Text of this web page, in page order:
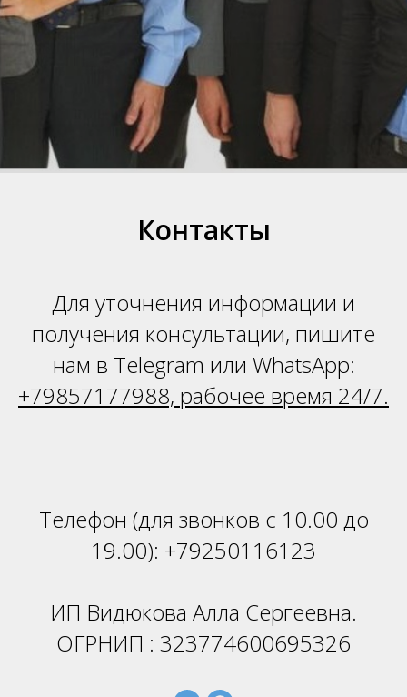
Контакты
Для уточнения информации и
получения консультации, пишите
нам в Telegram или WhatsApp:
+79857177988, рабочее время 24/7.
Телефон (для звонков с 10.00 до
19.00): +79250116123
ИП Видюкова Алла Сергеевна.
ОГРНИП : 323774600695326